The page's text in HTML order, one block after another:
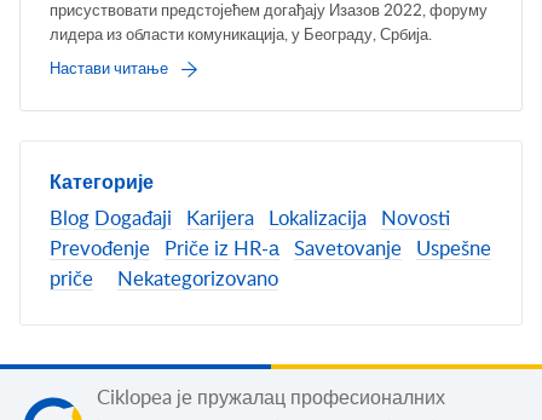
присуствовати предстојећем догађају Изазов 2022, форуму
лидера из области комуникација, у Београду, Србија.
Настави читање
Категорије
Blog
Događaji Karijera Lokalizacija
Novosti
Prevođenje
Priče iz HR-а Savetovanje
Uspešne
priče
Nekategorizovano
Ciklopea је пружалац професионалних